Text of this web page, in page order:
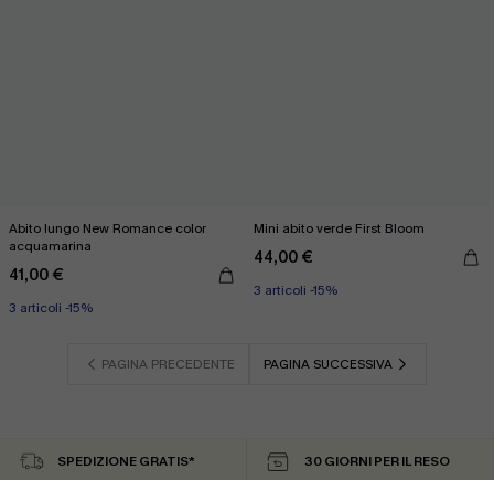
Abito lungo New Romance color
acquamarina
41,00 €
3 articoli -15%
Mini abito verde First Bloom
44,00 €
3 articoli -15%
PAGINA PRECEDENTE PAGINA SUCCESSIVA
SPEDIZIONE GRATIS* 30 GIORNI PER IL RESO